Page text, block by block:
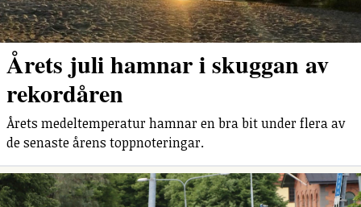
Årets juli hamnar i skuggan av
rekordåren
Årets medeltemperatur hamnar en bra bit under flera av
de senaste årens toppnoteringar.